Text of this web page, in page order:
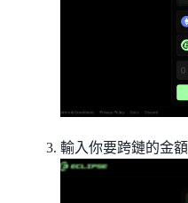
輸入你要跨鏈的金額